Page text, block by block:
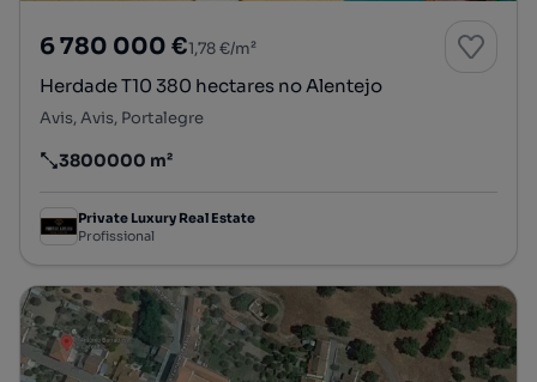
6 780 000 €1,78 €/m²
Herdade T10 380 hectares no Alentejo
Avis, Avis, Portalegre
Preço por metro quadrado
3800000 m²
Private Luxury Real Estate
Profissional